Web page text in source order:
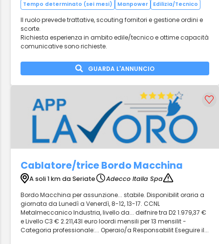
Tempo determinato (sei mesi)
Manpower Edilizia/Tecnico
Il ruolo prevede trattative, scouting fornitori e gestione ordini e
scorte.
Richiesta esperienza in ambito edile/tecnico e ottime capacità
comunicative sono richieste.
GUARDA L'ANNUNCIO
Cablatore/trice Bordo Macchina
A soli 1 km da Seriate
Adecco Italia Spa
Bordo Macchina per assunzione... stabile. Disponibilit oraria a
giornata da Lunedì a Venerdì, 8-12, 13-17. CCNL
Metalmeccanico Industria, livello da... deifnire tra D2 1.979,37 €
e Livello C3 € 2.211,43l euro loordi mensili per 13 mensilit -
Categoria professionale:... Operaio/a Responsabilit Eseguire il...